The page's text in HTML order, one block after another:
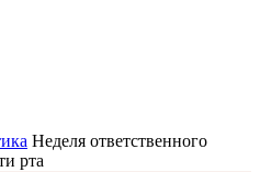
Неделя ответственного
рта